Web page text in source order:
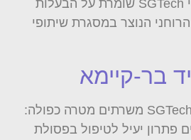
חדשות. חשוב לציין כי SGTech שומרת על הבעלות
הנוצר במסגרת שיתופי
בר-קיימא
הפתרונות שמפתחת SGTech משרתים מטרה כפולה:
יעיל לטיפול בפסולת